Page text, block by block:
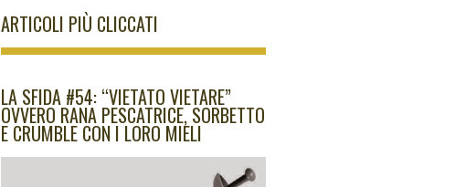
ARTICOLI PIÙ CLICCATI
LA SFIDA #54: “VIETATO VIETARE”
OVVERO RANA PESCATRICE, SORBETTO
E CRUMBLE CON I LORO MIELI